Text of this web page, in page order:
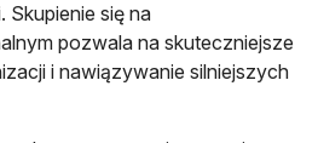
Skupienie się na
pozwala na skuteczniejsze
i nawiązywanie silniejszych